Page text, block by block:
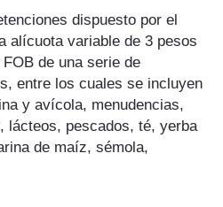
dispuesto por el
alícuota variable de 3 pesos
de una serie de
entre los cuales se incluyen
y avícola, menudencias,
lácteos, pescados, té, yerba
de maíz, sémola,